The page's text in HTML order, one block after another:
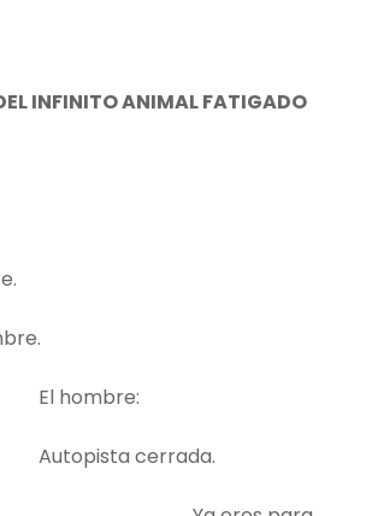
INFINITO ANIMAL FATIGADO
cerrada.